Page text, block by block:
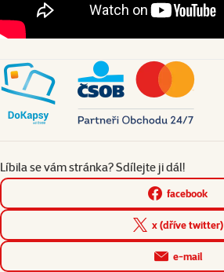
Líbila se vám stránka? Sdílejte ji dál!
facebook
x (dříve twitter)
e-mail